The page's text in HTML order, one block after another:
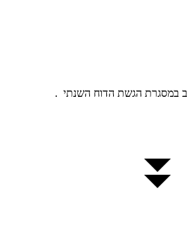
במסגרת הגשת הדוח השנתי .